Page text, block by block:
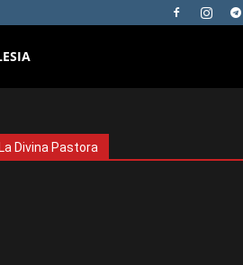
La Divina Pastora